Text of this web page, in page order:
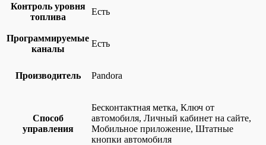
Контроль уровня
топлива
Есть
Программируемые
каналы
Есть
Производитель Pandora
Способ
управления
Бесконтактная метка, Ключ от
автомобиля, Личный кабинет на сайте,
Мобильное приложение, Штатные
кнопки автомобиля